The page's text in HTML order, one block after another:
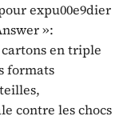
expu00e9dier
»:
cartons en triple
formats
contre les chocs